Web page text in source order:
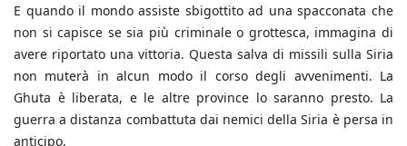
E quando il mondo assiste sbigottito ad una spacconata che
non si capisce se sia più criminale o grottesca, immagina di
avere riportato una vittoria. Questa salva di missili sulla Siria
non muterà in alcun modo il corso degli avvenimenti. La
Ghuta è liberata, e le altre province lo saranno presto. La
guerra a distanza combattuta dai nemici della Siria è persa in
anticipo.